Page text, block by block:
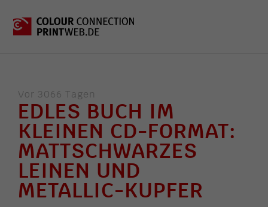
Vor 3066 Tagen
EDLES BUCH IM
KLEINEN CD-FORMAT:
MATTSCHWARZES
LEINEN UND
METALLIC-KUPFER